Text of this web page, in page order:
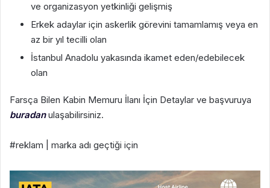
ve organizasyon yetkinliği gelişmiş
Erkek adaylar için askerlik görevini tamamlamış veya en
az bir yıl tecilli olan
İstanbul Anadolu yakasında ikamet eden/edebilecek
olan
Farsça Bilen Kabin Memuru İlanı İçin Detaylar ve başvuruya
buradanulaşabilirsiniz.
#reklam | marka adı geçtiği için